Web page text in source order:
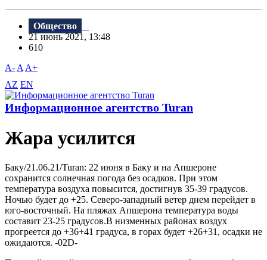
Общество
21 июнь 2021, 13:48
610
A- A A+
AZ EN
Информационное агентство Turan
Жара усилится
Баку/21.06.21/Turan: 22 июня в Баку и на Апшероне
сохранится солнечная погода без осадков. При этом
температура воздуха повысится, достигнув 35-39 градусов.
Ночью будет до +25. Северо-западный ветер днем перейдет в
юго-восточный. На пляжах Апшерона температура воды
составит 23-25 градусов.В низменных районах воздух
прогреется до +36+41 градуса, в горах будет +26+31, осадки не
ожидаются. -02D-